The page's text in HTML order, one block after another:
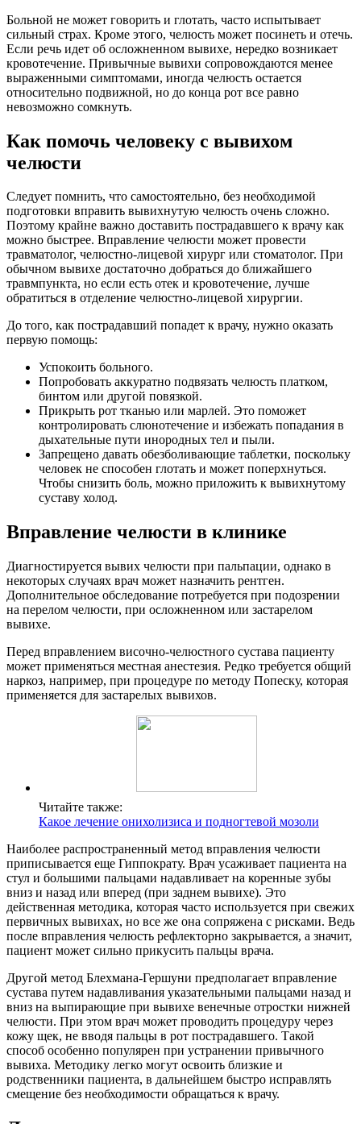
Больной не может говорить и глотать, часто испытывает
сильный страх. Кроме этого, челюсть может посинеть и отечь.
Если речь идет об осложненном вывихе, нередко возникает
кровотечение. Привычные вывихи сопровождаются менее
выраженными симптомами, иногда челюсть остается
относительно подвижной, но до конца рот все равно
невозможно сомкнуть.
Как помочь человеку с вывихом
челюсти
Следует помнить, что самостоятельно, без необходимой
подготовки вправить вывихнутую челюсть очень сложно.
Поэтому крайне важно доставить пострадавшего к врачу как
можно быстрее. Вправление челюсти может провести
травматолог, челюстно-лицевой хирург или стоматолог. При
обычном вывихе достаточно добраться до ближайшего
травмпункта, но если есть отек и кровотечение, лучше
обратиться в отделение челюстно-лицевой хирургии.
До того, как пострадавший попадет к врачу, нужно оказать
первую помощь:
Успокоить больного.
Попробовать аккуратно подвязать челюсть платком,
бинтом или другой повязкой.
Прикрыть рот тканью или марлей. Это поможет
контролировать слюнотечение и избежать попадания в
дыхательные пути инородных тел и пыли.
Запрещено давать обезболивающие таблетки, поскольку
человек не способен глотать и может поперхнуться.
Чтобы снизить боль, можно приложить к вывихнутому
суставу холод.
Вправление челюсти в клинике
Диагностируется вывих челюсти при пальпации, однако в
некоторых случаях врач может назначить рентген.
Дополнительное обследование потребуется при подозрении
на перелом челюсти, при осложненном или застарелом
вывихе.
Перед вправлением височно-челюстного сустава пациенту
может применяться местная анестезия. Редко требуется общий
наркоз, например, при процедуре по методу Попеску, которая
применяется для застарелых вывихов.
Читайте также:
Какое лечение онихолизиса и подногтевой мозоли
Наиболее распространенный метод вправления челюсти
приписывается еще Гиппократу. Врач усаживает пациента на
стул и большими пальцами надавливает на коренные зубы
вниз и назад или вперед (при заднем вывихе). Это
действенная методика, которая часто используется при свежих
первичных вывихах, но все же она сопряжена с рисками. Ведь
после вправления челюсть рефлекторно закрывается, а значит,
пациент может сильно прикусить пальцы врача.
Другой метод Блехмана-Гершуни предполагает вправление
сустава путем надавливания указательными пальцами назад и
вниз на выпирающие при вывихе венечные отростки нижней
челюсти. При этом врач может проводить процедуру через
кожу щек, не вводя пальцы в рот пострадавшего. Такой
способ особенно популярен при устранении привычного
вывиха. Методику легко могут освоить близкие и
родственники пациента, в дальнейшем быстро исправлять
смещение без необходимости обращаться к врачу.